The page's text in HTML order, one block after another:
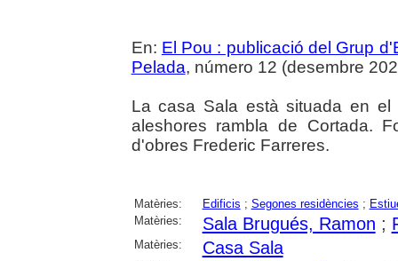
En: El Pou : publicació del Grup
Pelada, número 12 (desembre
La casa Sala està situada en el
aleshores rambla de Cortada.
d'obres Frederic Farreres.
Matèries: Edificis ; Segones residències ;
Matèries:
Sala Brugués, Ramon ;
Matèries: Casa Sala